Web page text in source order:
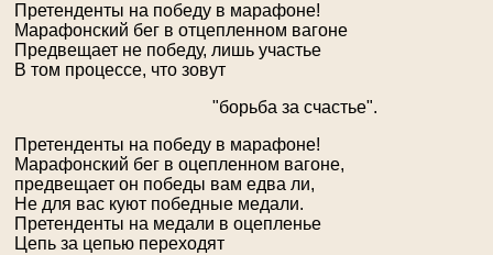
Претенденты на победу в марафоне!
Марафонский бег в отцепленном вагоне
Предвещает не победу, лишь участье
В том процессе, что зовут
"борьба за счастье".
Претенденты на победу в марафоне!
Марафонский бег в оцепленном вагоне,
предвещает он победы вам едва ли,
Не для вас куют победные медали.
Претенденты на медали в оцепленье
Цепь за цепью переходят